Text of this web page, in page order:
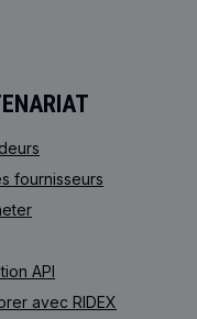
fournisseurs
API
avec RIDEX